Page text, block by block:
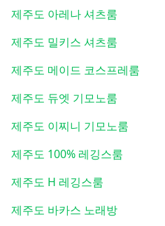
제주도 아레나 셔츠룸
제주도 밀키스 셔츠룸
제주도 메이드 코스프레룸
제주도 듀엣 기모노룸
제주도 이찌니 기모노룸
제주도 100% 레깅스룸
제주도 H 레깅스룸
제주도 바카스 노래방